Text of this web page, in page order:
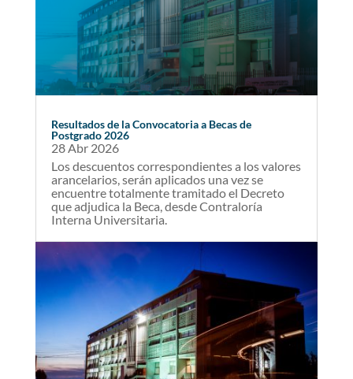
Resultados de la Convocatoria a Becas de
Postgrado 2026
28 Abr 2026
Los descuentos correspondientes a los valores
arancelarios, serán aplicados una vez se
encuentre totalmente tramitado el Decreto
que adjudica la Beca, desde Contraloría
Interna Universitaria.